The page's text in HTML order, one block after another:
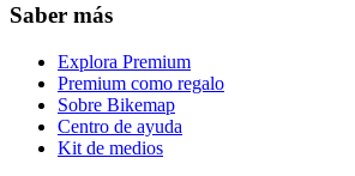
Saber más
Explora Premium
Premium como regalo
Sobre Bikemap
Centro de ayuda
Kit de medios